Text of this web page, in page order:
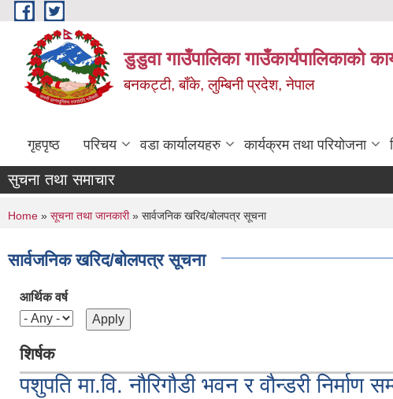
Skip to main content
डुडुवा गाउँपालिका गाउँकार्यपालिकाको
बनकट्टी, बाँके, लुम्बिनी प्रदेश, नेपाल
गृहपृष्ठ परिचय वडा कार्यालयहरु कार्यक्रम तथा परियोजना
सुचना तथा समाचार
You are here
Home » सूचना तथा जानकारी» सार्वजनिक खरिद/बोलपत्र सूचना
सार्वजनिक खरिद/बोलपत्र सूचना
आर्थिक वर्ष
शिर्षक
पशुपति मा.वि. नौरिगौडी भवन र वौन्डरी